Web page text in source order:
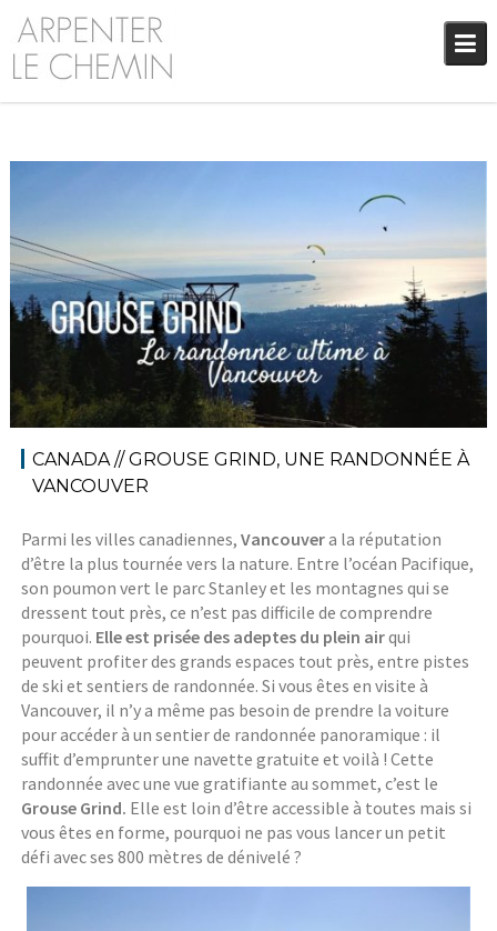
Skip
content
Amériques
CANADA // GROUSE GRIND, UNE RANDONNÉE À
VANCOUVER
Parmi les villes canadiennes,Vancouvera la réputation
d’être la plus tournée vers la nature. Entre l’océan Pacifique,
son poumon vert le parc Stanley et les montagnes qui se
dressent tout près, ce n’est pas difficile de comprendre
pourquoi. Elle est prisée des adeptes du plein airqui
peuvent profiter des grands espaces tout près, entre pistes
de ski et sentiers de randonnée. Si vous êtes en visite à
Vancouver, il n’y a même pas besoin de prendre la voiture
pour accéder à un sentier de randonnée panoramique : il
suffit d’emprunter une navette gratuite et voilà ! Cette
randonnée avec une vue gratifiante au sommet, c’est le
Grouse Grind. Elle est loin d’être accessible à toutes mais si
vous êtes en forme, pourquoi ne pas vous lancer un petit
défi avec ses 800 mètres de dénivelé ?